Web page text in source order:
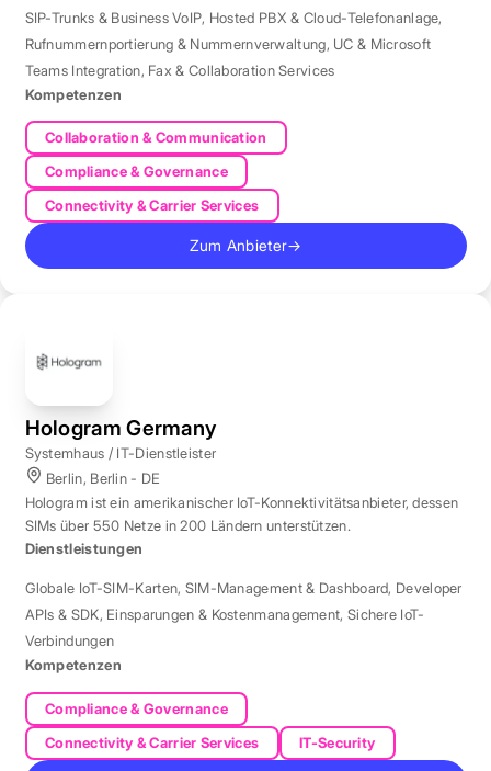
SIP-Trunks & Business VoIP, Hosted PBX & Cloud-Telefonanlage,
Rufnummernportierung & Nummernverwaltung, UC & Microsoft
Teams Integration, Fax & Collaboration Services
Kompetenzen
Collaboration & Communication
Compliance & Governance
Connectivity & Carrier Services
Zum Anbieter→
Hologram Germany
Systemhaus / IT-Dienstleister
Berlin, Berlin - DE
Hologram ist ein amerikanischer IoT-Konnektivitätsanbieter, dessen
SIMs über 550 Netze in 200 Ländern unterstützen.
Dienstleistungen
Globale IoT-SIM-Karten, SIM-Management & Dashboard, Developer
APIs & SDK, Einsparungen & Kostenmanagement, Sichere IoT-
Verbindungen
Kompetenzen
Compliance & Governance
Connectivity & Carrier Services
IT-Security